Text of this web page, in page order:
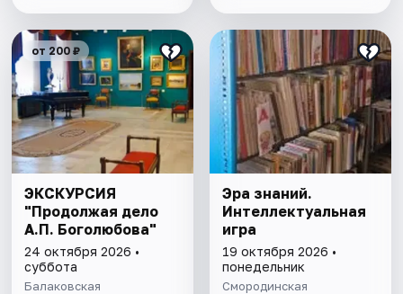
от 200 ₽
ЭКСКУРСИЯ
"Продолжая дело
А.П. Боголюбова"
24 октября 2026 •
суббота
Балаковская
Эра знаний.
Интеллектуальная
игра
19 октября 2026 •
понедельник
Смородинская